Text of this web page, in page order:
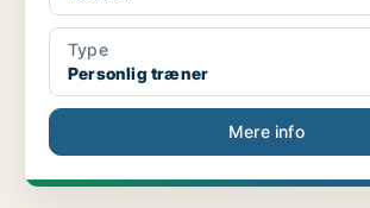
Type
Personlig træner
Mere info